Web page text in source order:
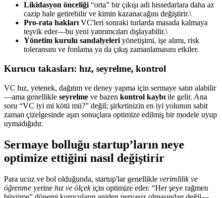
Likidasyon önceliği “orta” bir çıkışı adi hissedarlara daha az
cazip hale getirebilir ve kimin kazanacağını değiştirir.\
Pro-rata hakları VC'leri sonraki turlarda masada kalmaya
teşvik eder—bu yeni yatırımcıları dışlayabilir.\
Yönetim kurulu sandalyeleri yönetişimi, işe alımı, risk
toleransını ve fonlama ya da çıkış zamanlamasını etkiler.
Kurucu takasları: hız, seyrelme, kontrol
VC hız, yetenek, dağıtım ve deney yapma için sermaye satın alabilir
—ama genellikle seyrelme ve bazen kontrol kaybı ile gelir. Ana
soru “VC iyi mi kötü mü?” değil; şirketinizin en iyi yolunun sabit
zaman çizelgesinde aşırı sonuçlara optimize edilmiş bir modele uyup
uymadığıdır.
Sermaye bolluğu startup’ların neye
optimize ettiğini nasıl değiştirir
Para ucuz ve bol olduğunda, startup'lar genellikle verimlilik ve
öğrenme yerine hız ve ölçekiçin optimize eder. “Her şeye rağmen